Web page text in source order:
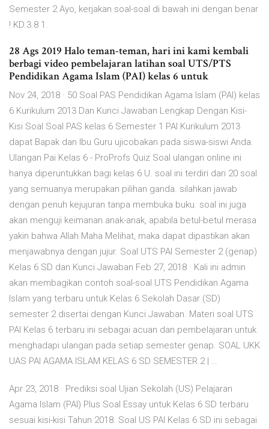
Semester 2 Ayo, kerjakan soal-soal di bawah ini dengan benar
! KD.3.8 1.
28 Ags 2019 Halo teman-teman, hari ini kami kembali
berbagi video pembelajaran latihan soal UTS/PTS
Pendidikan Agama Islam (PAI) kelas 6 untuk
Nov 24, 2018 · 50 Soal PAS Pendidikan Agama Islam (PAI) kelas
6 Kurikulum 2013 Dan Kunci Jawaban Lengkap Dengan Kisi-
Kisi Soal Soal PAS kelas 6 Semester 1 PAI Kurikulum 2013
dapat Bapak dan Ibu Guru ujicobakan pada siswa-siswi Anda.
Ulangan Pai Kelas 6 - ProProfs Quiz Soal ulangan online ini
hanya diperuntukkan bagi kelas 6 U. soal ini terdiri dari 20 soal
yang semuanya merupakan pilihan ganda. silahkan jawab
dengan penuh kejujuran tanpa membuka buku. soal ini juga
akan menguji keimanan anak-anak, apabila betul-betul merasa
yakin bahwa Allah Maha Melihat, maka dapat dipastikan akan
menjawabnya dengan jujur. Soal UTS PAI Semester 2 (genap)
Kelas 6 SD dan Kunci Jawaban Feb 27, 2018 · Kali ini admin
akan membagikan contoh soal-soal UTS Pendidikan Agama
Islam yang terbaru untuk Kelas 6 Sekolah Dasar (SD)
semester 2 disertai dengan Kunci Jawaban. Materi soal UTS
PAI Kelas 6 terbaru ini sebagai acuan dan pembelajaran untuk
menghadapi ulangan pada setiap semester genap. SOAL UKK
UAS PAI AGAMA ISLAM KELAS 6 SD SEMESTER 2 | …
Apr 23, 2018 · Prediksi soal Ujian Sekolah (US) Pelajaran
Agama Islam (PAI) Plus Soal Essay untuk Kelas 6 SD terbaru
sesuai kisi-kisi Tahun 2018. Soal US PAI Kelas 6 SD ini sebagai